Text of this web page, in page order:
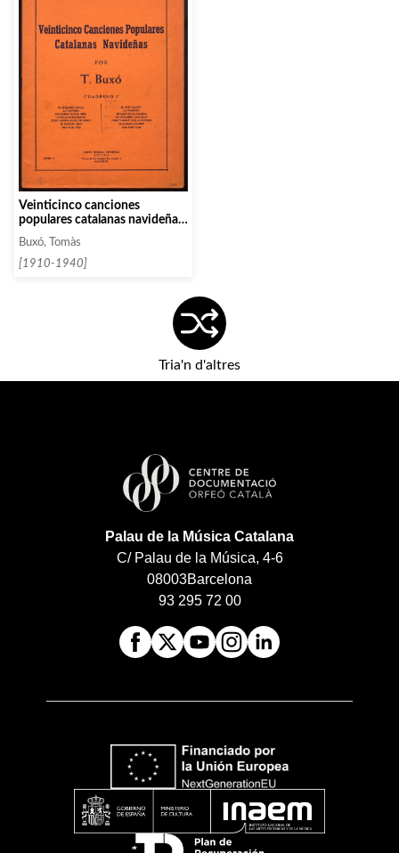
Veinticinco canciones
populares catalanas navideñas.
Buxó, Tomàs
[1910-1940]
Tria'n d'altres
Palau de la Música Catalana
C/ Palau de la Música, 4-6
08003Barcelona
93 295 72 00